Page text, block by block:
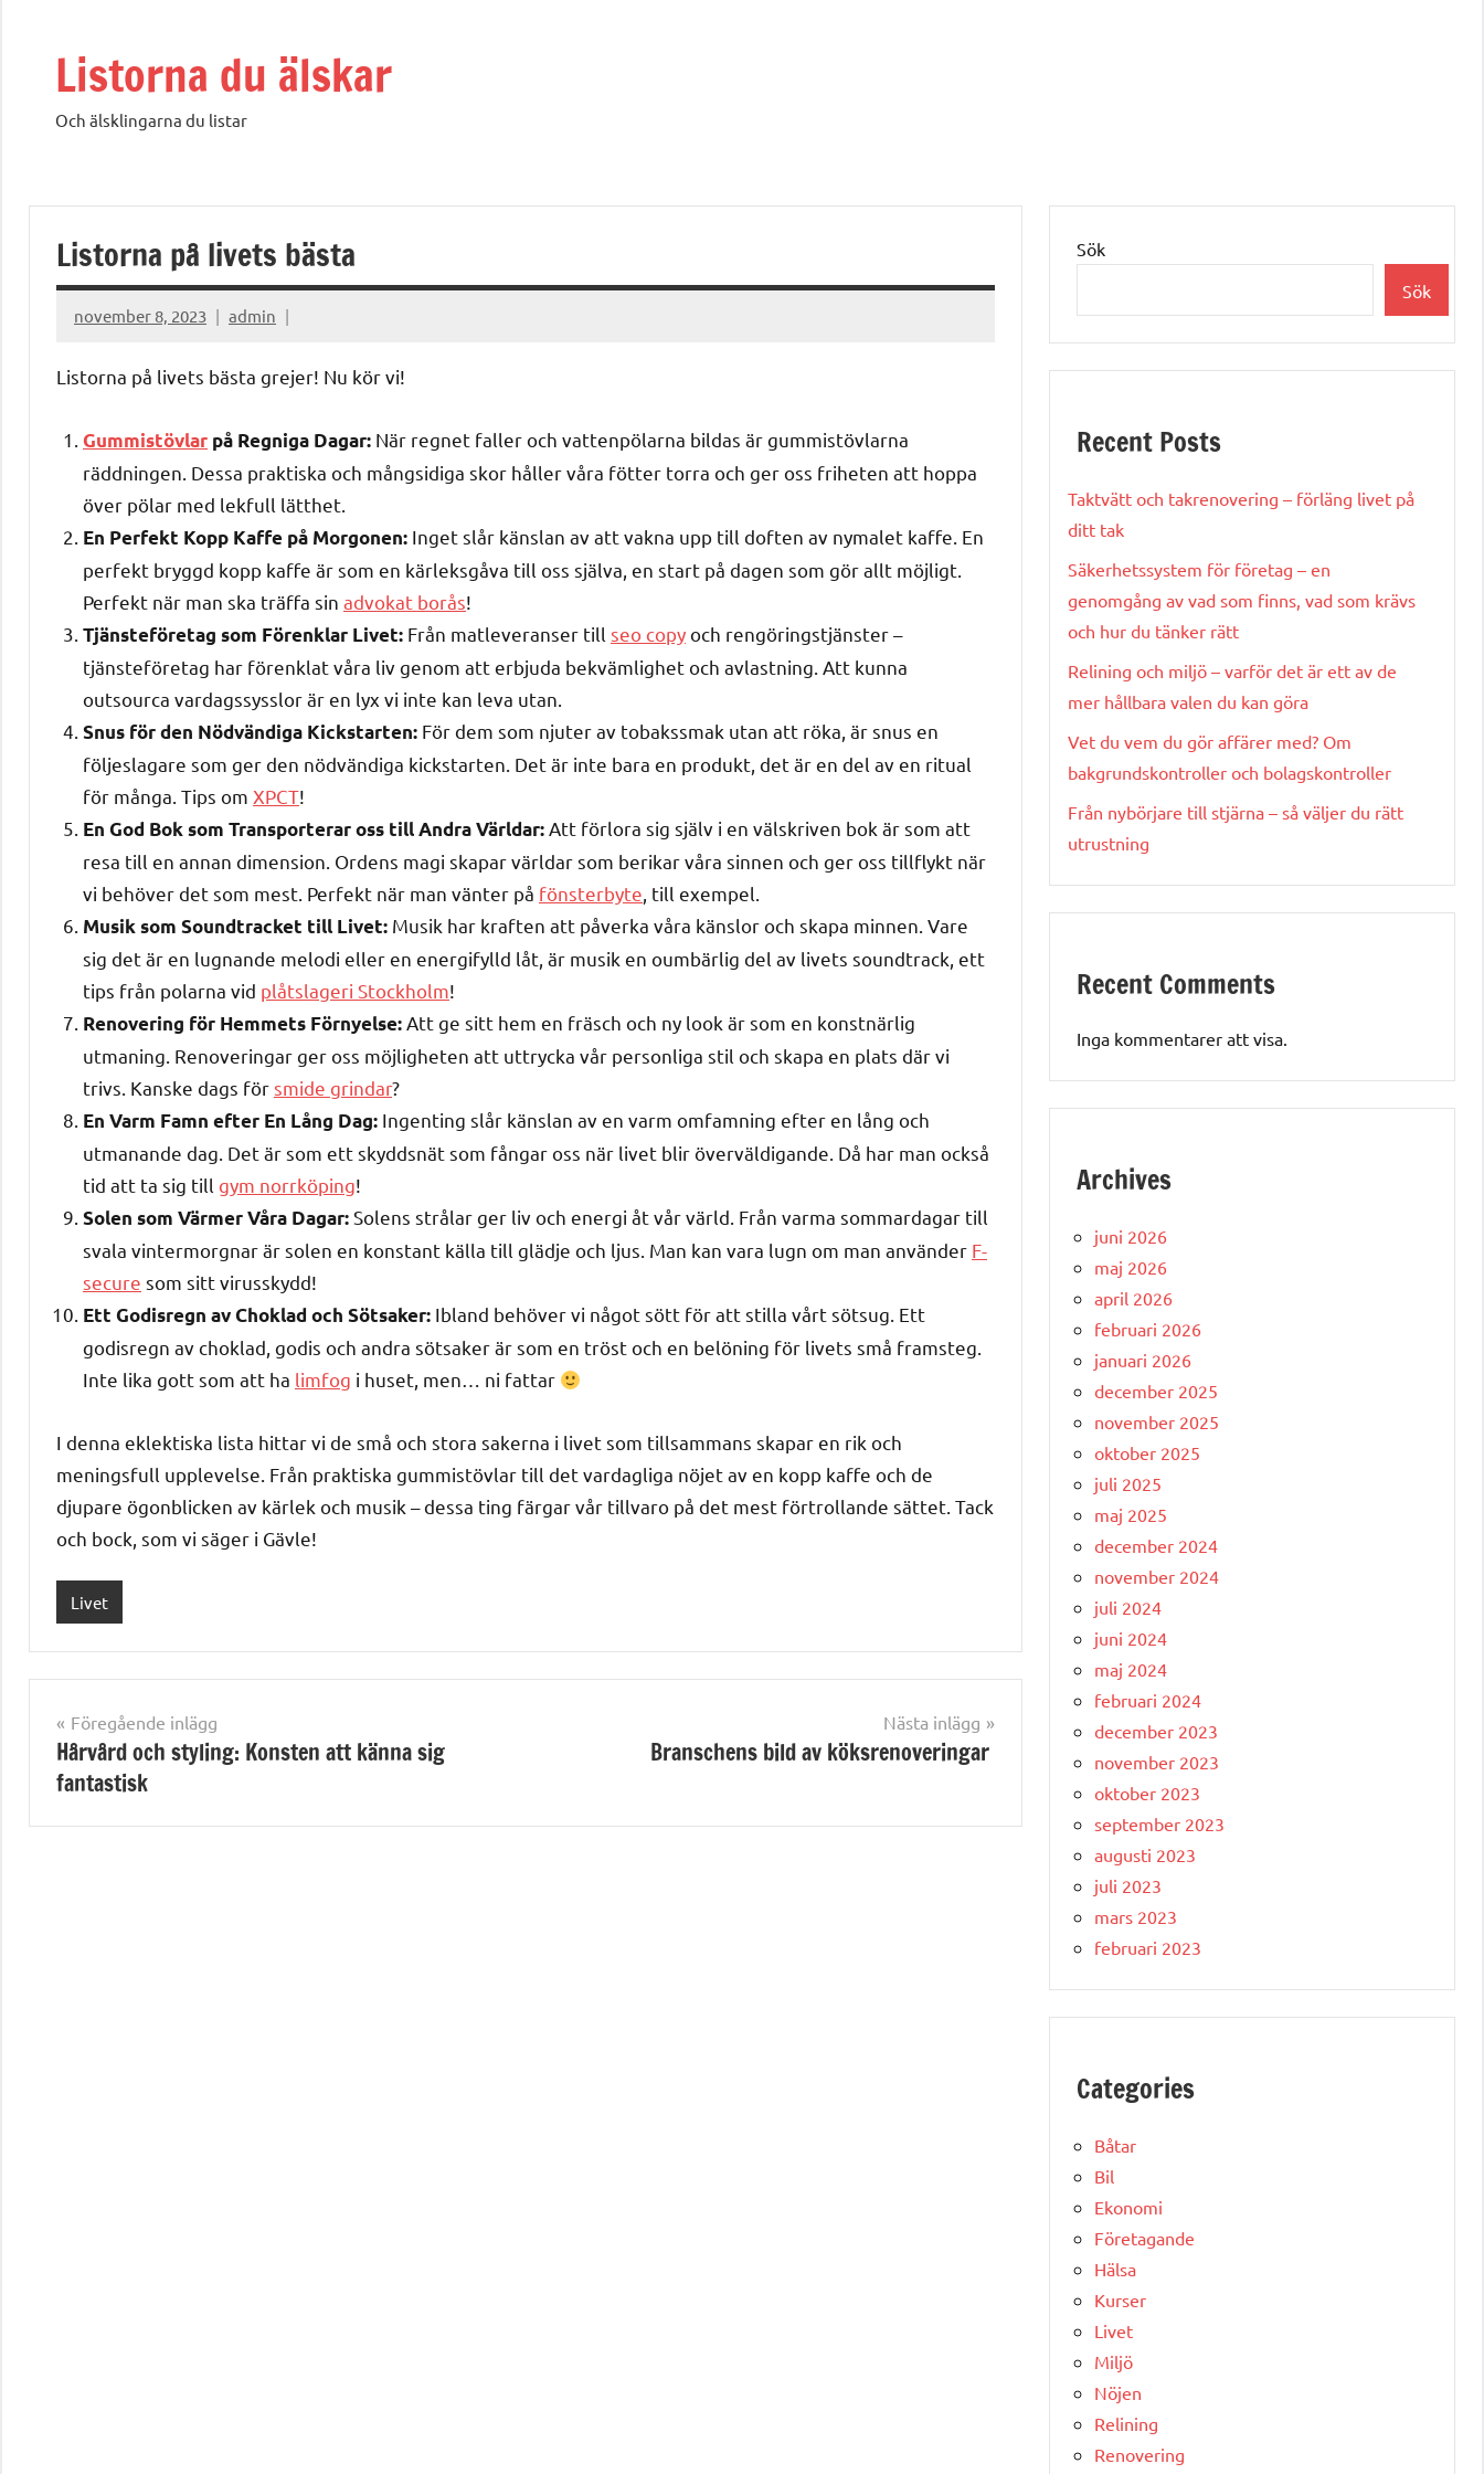
Listorna du älskar
Och älsklingarna du listar
Listorna på livets bästa
november 8, 2023 admin
Listorna på livets bästa grejer! Nu kör vi!
Gummistövlar på Regniga Dagar: När regnet faller och vattenpölarna bildas är gummistövlarna
räddningen. Dessa praktiska och mångsidiga skor håller våra fötter torra och ger oss friheten att hoppa
över pölar med lekfull lätthet.
En Perfekt Kopp Kaffe på Morgonen: Inget slår känslan av att vakna upp till doften av nymalet kaffe. En
perfekt bryggd kopp kaffe är som en kärleksgåva till oss själva, en start på dagen som gör allt möjligt.
Perfekt när man ska träffa sin advokat borås!
Tjänsteföretag som Förenklar Livet: Från matleveranser till seo copyoch rengöringstjänster –
tjänsteföretag har förenklat våra liv genom att erbjuda bekvämlighet och avlastning. Att kunna
outsourca vardagssysslor är en lyx vi inte kan leva utan.
Snus för den Nödvändiga Kickstarten: För dem som njuter av tobakssmak utan att röka, är snus en
följeslagare som ger den nödvändiga kickstarten. Det är inte bara en produkt, det är en del av en ritual
för många. Tips om XPCT!
En God Bok som Transporterar oss till Andra Världar: Att förlora sig själv i en välskriven bok är som att
resa till en annan dimension. Ordens magi skapar världar som berikar våra sinnen och ger oss tillflykt när
vi behöver det som mest. Perfekt när man vänter på fönsterbyte , till exempel.
Musik som Soundtracket till Livet: Musik har kraften att påverka våra känslor och skapa minnen. Vare
sig det är en lugnande melodi eller en energifylld låt, är musik en oumbärlig del av livets soundtrack, ett
tips från polarna vid plåtslageri Stockholm!
Renovering för Hemmets Förnyelse: Att ge sitt hem en fräsch och ny look är som en konstnärlig
utmaning. Renoveringar ger oss möjligheten att uttrycka vår personliga stil och skapa en plats där vi
trivs. Kanske dags för smide grindar?
En Varm Famn efter En Lång Dag: Ingenting slår känslan av en varm omfamning efter en lång och
utmanande dag. Det är som ett skyddsnät som fångar oss när livet blir överväldigande. Då har man också
tid att ta sig till gym norrköping!
Solen som Värmer Våra Dagar:Solens strålar ger liv och energi åt vår värld. Från varma sommardagar till
svala vintermorgnar är solen en konstant källa till glädje och ljus. Man kan vara lugn om man använder F-
secure som sitt virusskydd!
Ett Godisregn av Choklad och Sötsaker: Ibland behöver vi något sött för att stilla vårt sötsug. Ett
godisregn av choklad, godis och andra sötsaker är som en tröst och en belöning för livets små framsteg.
Inte lika gott som att ha limfog i huset, men… ni fattar
I denna eklektiska lista hittar vi de små och stora sakerna i livet som tillsammans skapar en rik och
meningsfull upplevelse. Från praktiska gummistövlar till det vardagliga nöjet av en kopp kaffe och de
djupare ögonblicken av kärlek och musik – dessa ting färgar vår tillvaro på det mest förtrollande sättet. Tack
och bock, som vi säger i Gävle!
Livet
Inläggsnavigering
Föregående inlägg
Hårvård och styling: Konsten att känna sig
fantastisk
Nästa inlägg
Branschens bild av köksrenoveringar
Sök
Sök
Recent Posts
Taktvätt och takrenovering – förläng livet på
ditt tak
Säkerhetssystem för företag – en
genomgång av vad som finns, vad som krävs
och hur du tänker rätt
Relining och miljö – varför det är ett av de
mer hållbara valen du kan göra
Vet du vem du gör affärer med? Om
bakgrundskontroller och bolagskontroller
Från nybörjare till stjärna – så väljer du rätt
utrustning
Recent Comments
Inga kommentarer att visa.
Archives
juni 2026
maj 2026
april 2026
februari 2026
januari 2026
december 2025
november 2025
oktober 2025
juli 2025
maj 2025
december 2024
november 2024
juli 2024
juni 2024
maj 2024
februari 2024
december 2023
november 2023
oktober 2023
september 2023
augusti 2023
juli 2023
mars 2023
februari 2023
Categories
Båtar
Bil
Ekonomi
Företagande
Hälsa
Kurser
Livet
Miljö
Nöjen
Relining
Renovering